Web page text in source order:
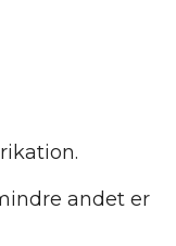
andet er